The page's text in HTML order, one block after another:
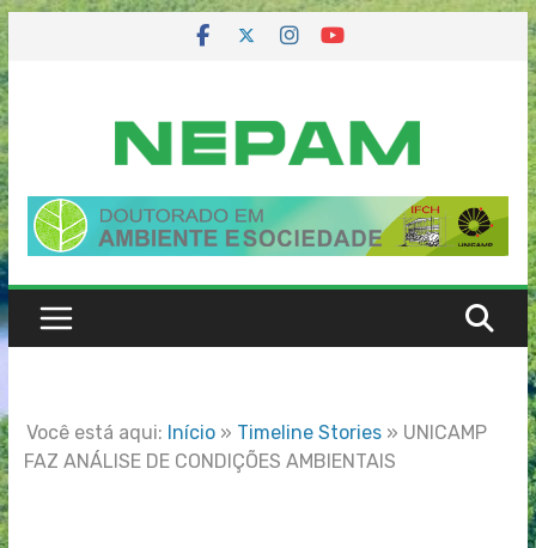
Skip
content
Você está aqui: Início» Timeline Stories» UNICAMP
FAZ ANÁLISE DE CONDIÇÕES AMBIENTAIS